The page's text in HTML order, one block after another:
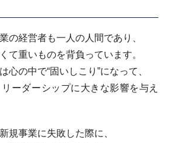
の経営者も一人の人間であり、
て重いものを背負っています。
心の中で“固いしこり”になって、
ーダーシップに大きな影響を与え
規事業に失敗した際に、